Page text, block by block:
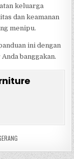
keluarga
dan keamanan
menipu.
ini dengan
banggakan.